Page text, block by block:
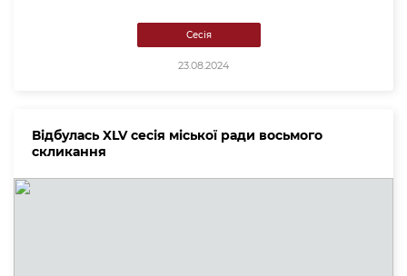
Сесія
23.08.2024
Відбулась XLV сесія міської ради восьмого
скликання